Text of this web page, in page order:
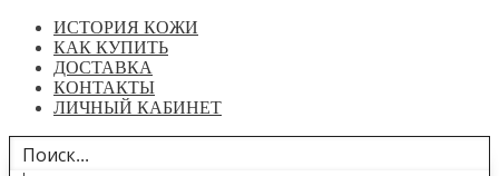
ИСТОРИЯ КОЖИ
КАК КУПИТЬ
ДОСТАВКА
КОНТАКТЫ
ЛИЧНЫЙ КАБИНЕТ